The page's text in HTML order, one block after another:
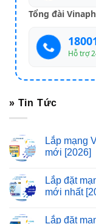
Tổng đài
Hỗ trợ
» Tin Tức
Lắp mạng
mới [2026]
Lắp đặt
mới nhất
Lắp đặt